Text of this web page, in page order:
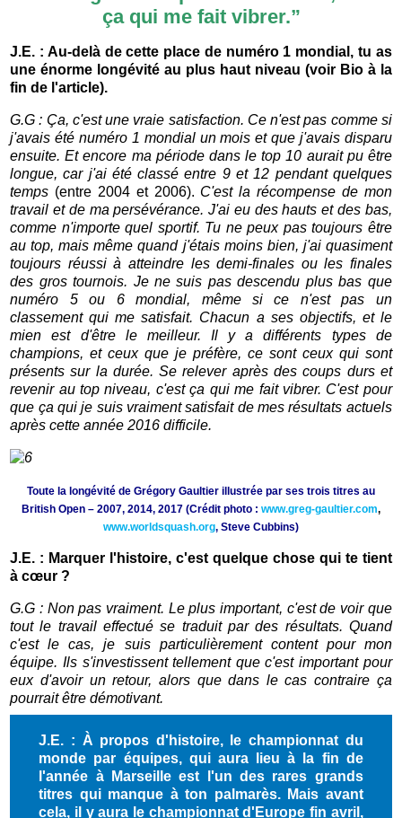
ça qui me fait vibrer.”
J.E. : Au-delà de cette place de numéro 1 mondial, tu as
une énorme longévité au plus haut niveau (voir Bio à la
fin de l'article).
G.G : Ça, c'est une vraie satisfaction. Ce n'est pas comme si
j'avais été numéro 1 mondial un mois et que j'avais disparu
ensuite. Et encore ma période dans le top 10 aurait pu être
longue, car j'ai été classé entre 9 et 12 pendant quelques
temps (entre 2004 et 2006). C'est la récompense de mon
travail et de ma persévérance. J'ai eu des hauts et des bas,
comme n'importe quel sportif. Tu ne peux pas toujours être
au top, mais même quand j'étais moins bien, j'ai quasiment
toujours réussi à atteindre les demi-finales ou les finales
des gros tournois. Je ne suis pas descendu plus bas que
numéro 5 ou 6 mondial, même si ce n'est pas un
classement qui me satisfait. Chacun a ses objectifs, et le
mien est d'être le meilleur. Il y a différents types de
champions, et ceux que je préfère, ce sont ceux qui sont
présents sur la durée. Se relever après des coups durs et
revenir au top niveau, c'est ça qui me fait vibrer. C'est pour
que ça qui je suis vraiment satisfait de mes résultats actuels
après cette année 2016 difficile.
Toute la longévité de Grégory Gaultier illustrée par ses trois titres au
British Open – 2007, 2014, 2017 (Crédit photo : www.greg-gaultier.com,
www.worldsquash.org, Steve Cubbins)
J.E. : Marquer l'histoire, c'est quelque chose qui te tient
à cœur ?
G.G : Non pas vraiment. Le plus important, c'est de voir que
tout le travail effectué se traduit par des résultats. Quand
c'est le cas, je suis particulièrement content pour mon
équipe. Ils s'investissent tellement que c'est important pour
eux d'avoir un retour, alors que dans le cas contraire ça
pourrait être démotivant.
J.E. : À propos d'histoire, le championnat du
monde par équipes, qui aura lieu à la fin de
l'année à Marseille est l'un des rares grands
titres qui manque à ton palmarès. Mais avant
cela, il y aura le championnat d'Europe fin avril,